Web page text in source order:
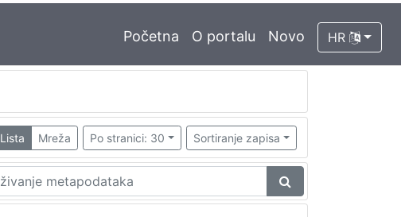
Početna O portalu Novo HR
Lista Mreža Po stranici: 30 Sortiranje zapisa